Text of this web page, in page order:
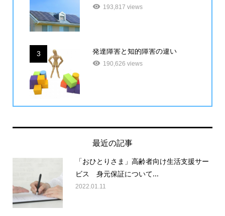
193,817 views
3 発達障害と知的障害の違い
190,626 views
最近の記事
「おひとりさま」高齢者向け生活支援サー
ビス 身元保証について...
2022.01.11